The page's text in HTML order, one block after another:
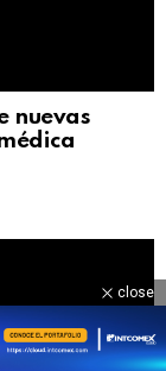
nuevas
close